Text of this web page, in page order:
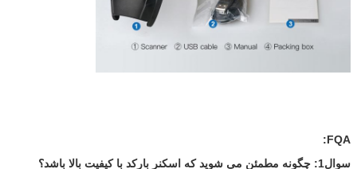
FQA:
سوال1: چگونه مطمئن می شوید که اسکنر بارکد با کیفیت بالا باشد؟